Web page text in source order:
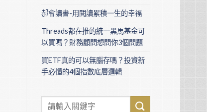
郝會讀書-用閱讀累積一生的幸福
Threads都在推的統一黑馬基金可
以買嗎？財務顧問想問你3個問題
買ETF真的可以無腦存嗎？投資新
手必懂的4個指數底層邏輯